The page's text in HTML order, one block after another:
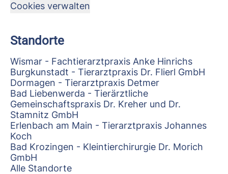
Cookies verwalten
Standorte
Wismar - Fachtierarztpraxis Anke Hinrichs
Burgkunstadt - Tierarztpraxis Dr. Flierl GmbH
Dormagen - Tierarztpraxis Detmer
Bad Liebenwerda - Tierärztliche
Gemeinschaftspraxis Dr. Kreher und Dr.
Stamnitz GmbH
Erlenbach am Main - Tierarztpraxis Johannes
Koch
Bad Krozingen - Kleintierchirurgie Dr. Morich
GmbH
Alle Standorte